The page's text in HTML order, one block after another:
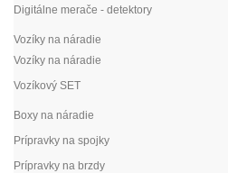
Digitálne merače - detektory
Vozíky na náradie
Vozíky na náradie
Vozíkový SET
Boxy na náradie
Prípravky na spojky
Prípravky na brzdy